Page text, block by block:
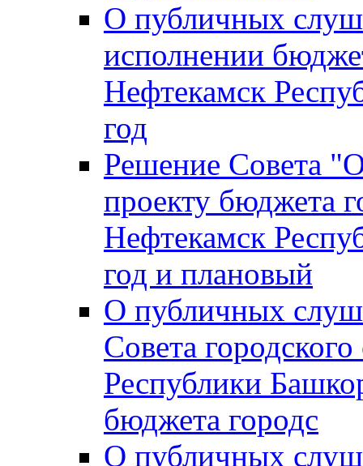
О публичных
исполнении
Нефтекамск
год
Решение Совета
проекту бюджета
Нефтекамск
год и плановый
О публичных
Совета
Республики
бюджета городс
О публичных